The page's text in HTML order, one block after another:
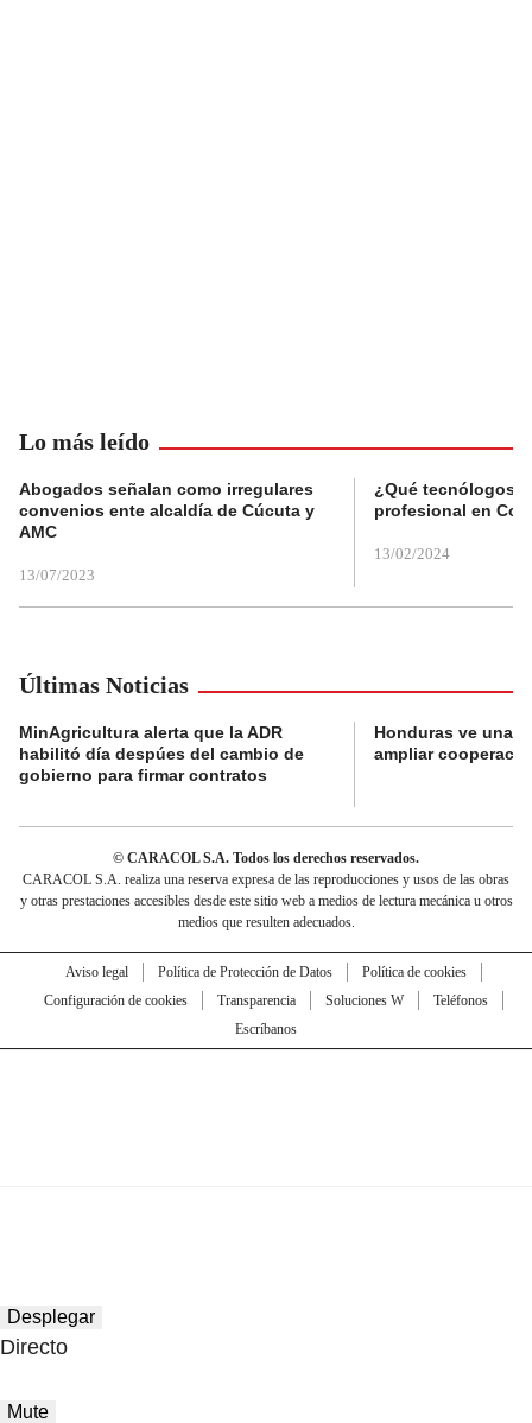
Lo más leído
Abogados señalan como irregulares
convenios ente alcaldía de Cúcuta y
AMC
13/07/2023
¿Qué tecnólogos
profesional en
13/02/2024
Últimas Noticias
MinAgricultura alerta que la ADR
habilitó día despúes del cambio de
gobierno para firmar contratos
Honduras ve una
ampliar
© CARACOL S.A. Todos los derechos reservados.
CARACOL S.A. realiza una reserva expresa de las reproducciones y usos de las obras
y otras prestaciones accesibles desde este sitio web a medios de lectura mecánica u otros
medios que resulten adecuados.
Aviso legal Política de Protección de Datos
Política de cookies
Configuración de cookies
Transparencia Soluciones W
Teléfonos
Escríbanos
Desplegar
Directo
Mute